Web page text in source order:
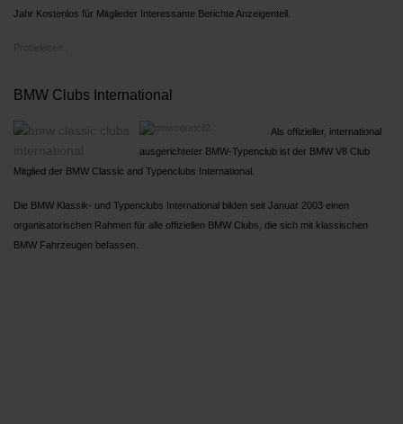
Jahr Kostenlos für Mitglieder Interessante Berichte Anzeigenteil.
BMW Clubs International
Als offizieller, international
ausgerichteter BMW-Typenclub ist der BMW V8 Club
Mitglied der BMW Classic and Typenclubs International.
Die BMW Klassik- und Typenclubs International bilden seit Januar 2003 einen
organisatorischen Rahmen für alle offiziellen BMW Clubs, die sich mit klassischen
BMW Fahrzeugen befassen.